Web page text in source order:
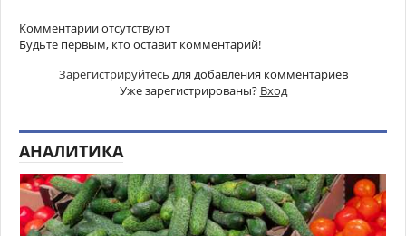
Комментарии отсутствуют
Будьте первым, кто оставит комментарий!
Зарегистрируйтесь для добавления комментариев
Уже зарегистрированы? Вход
АНАЛИТИКА